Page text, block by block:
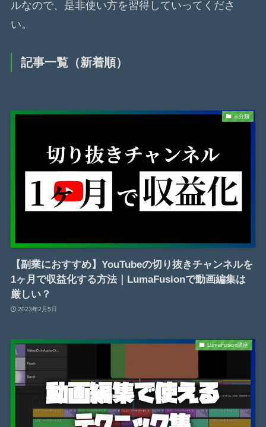
ルなので、是非使い方を習得していってくださ
い。
記事一覧（新着順）
未分類
【副業におすすめ】YouTubeの切り抜きチャンネルを
1ヶ月で収益化する方法｜LumaFusionで動画編集は
厳しい？
2023年2月5日
LumaFusion講座